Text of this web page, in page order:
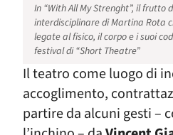
In “With All My Strenght”, il frutto
interdisciplinare di Martina Rota
legate al fisico, il corpo e i suoi
festival di “Short Theatre”
Il teatro come luogo di
accoglimento,
partire da alcuni gesti –